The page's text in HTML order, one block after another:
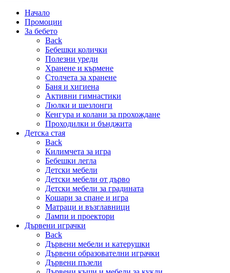
Начало
Промоции
За бебето
Back
Бебешки колички
Полезни уреди
Хранене и кърмене
Столчета за хранене
Баня и хигиена
Активни гимнастики
Люлки и шезлонги
Кенгура и колани за прохождане
Проходилки и бънджита
Детска стая
Back
Килимчета за игра
Бебешки легла
Детски мебели
Детски мебели от дърво
Детски мебели за градината
Кошари за спане и игра
Матраци и възглавници
Лампи и проектори
Дървени играчки
Back
Дървени мебели и катерушки
Дървени образователни играчки
Дървени пъзели